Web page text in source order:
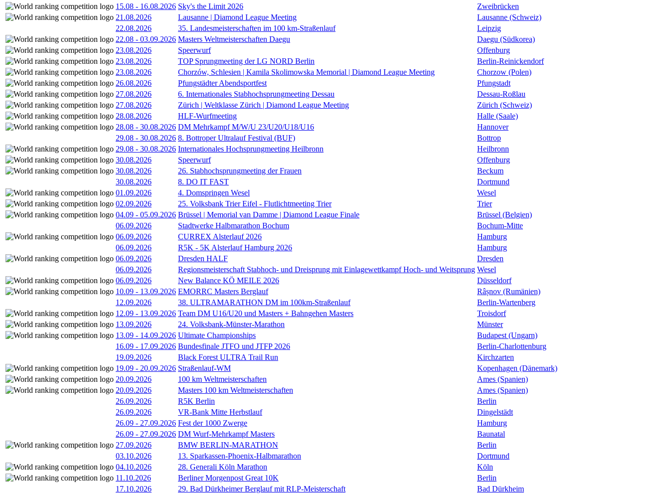
15.08 - 16.08.2026 Sky's the Limit 2026
Zweibrücken
21.08.2026
Lausanne | Diamond League Meeting
Lausanne (Schweiz)
22.08.2026
35. Landesmeisterschaften im 100 km-Straßenlauf
Leipzig
22.08 - 03.09.2026 Masters Weltmeisterschaften Daegu
Daegu (Südkorea)
23.08.2026
Speerwurf
Offenburg
23.08.2026
TOP Sprungmeeting der LG NORD Berlin
Berlin-Reinickendorf
23.08.2026
Chorzów, Schlesien | Kamila Skolimowska Memorial | Diamond League Meeting
Chorzow (Polen)
26.08.2026
Pfungstädter Abendsportfest
Pfungstadt
27.08.2026
6. Internationales Stabhochsprungmeeting Dessau
Dessau-Roßlau
27.08.2026
Zürich | Weltklasse Zürich | Diamond League Meeting
Zürich (Schweiz)
28.08.2026
HLF-Wurfmeeting
Halle (Saale)
28.08 - 30.08.2026 DM Mehrkampf M/W/U 23/U20/U18/U16
Hannover
29.08 - 30.08.2026 8. Bottroper Ultralauf Festival (BUF)
Bottrop
29.08 - 30.08.2026 Internationales Hochsprungmeeting Heilbronn
Heilbronn
30.08.2026
Speerwurf
Offenburg
30.08.2026
26. Stabhochsprungmeeting der Frauen
Beckum
30.08.2026
8. DO IT FAST
Dortmund
01.09.2026
4. Domspringen Wesel
Wesel
02.09.2026
25. Volksbank Trier Eifel - Flutlichtmeeting Trier
Trier
04.09 - 05.09.2026 Brüssel | Memorial van Damme | Diamond League Finale
Brüssel (Belgien)
06.09.2026
Stadtwerke Halbmarathon Bochum
Bochum-Mitte
06.09.2026
CURREX Alsterlauf 2026
Hamburg
06.09.2026
R5K - 5K Alsterlauf Hamburg 2026
Hamburg
06.09.2026
Dresden HALF
Dresden
06.09.2026
Regionsmeisterschaft Stabhoch- und Dreisprung mit Einlagewettkampf Hoch- und Weitsprung Wesel
06.09.2026
New Balance KÖ MEILE 2026
Düsseldorf
10.09 - 13.09.2026 EMORRC Masters Berglauf
Râșnov (Rumänien)
12.09.2026
38. ULTRAMARATHON DM im 100km-Straßenlauf
Berlin-Wartenberg
12.09 - 13.09.2026 Team DM U16/U20 und Masters + Bahngehen Masters
Troisdorf
13.09.2026
24. Volksbank-Münster-Marathon
Münster
13.09 - 14.09.2026 Ultimate Championships
Budapest (Ungarn)
16.09 - 17.09.2026 Bundesfinale JTFO und JTFP 2026
Berlin-Charlottenburg
19.09.2026
Black Forest ULTRA Trail Run
Kirchzarten
19.09 - 20.09.2026 Straßenlauf-WM
Kopenhagen (Dänemark)
20.09.2026
100 km Weltmeisterschaften
Ames (Spanien)
20.09.2026
Masters 100 km Weltmeisterschaften
Ames (Spanien)
26.09.2026
R5K Berlin
Berlin
26.09.2026
VR-Bank Mitte Herbstlauf
Dingelstädt
26.09 - 27.09.2026 Fest der 1000 Zwerge
Hamburg
26.09 - 27.09.2026 DM Wurf-Mehrkampf Masters
Baunatal
27.09.2026
BMW BERLIN-MARATHON
Berlin
03.10.2026
13. Sparkassen-Phoenix-Halbmarathon
Dortmund
04.10.2026
28. Generali Köln Marathon
Köln
11.10.2026
Berliner Morgenpost Great 10K
Berlin
17.10.2026
29. Bad Dürkheimer Berglauf mit RLP-Meisterschaft Bad Dürkheim